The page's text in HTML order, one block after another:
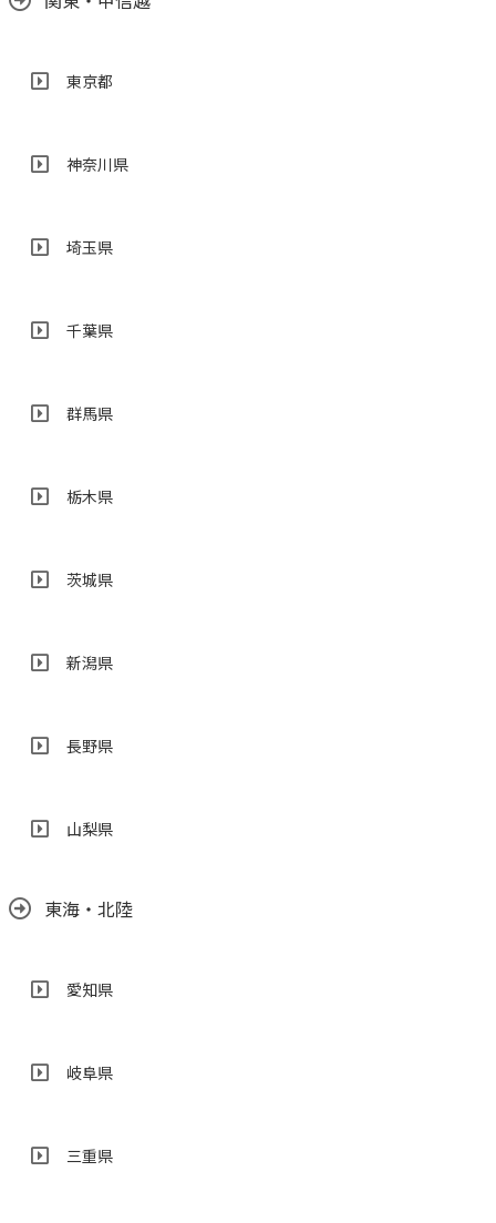
東京都
神奈川県
埼玉県
千葉県
群馬県
栃木県
茨城県
新潟県
長野県
山梨県
東海・北陸
愛知県
岐阜県
三重県